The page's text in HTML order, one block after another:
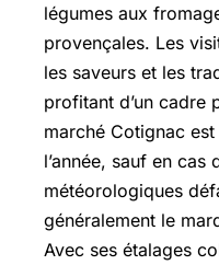
légumes aux
provençales. Les
les saveurs et les
profitant d’un cadre
marché Cotignac
l’année, sauf en cas
météorologiques
généralement le
Avec ses étalages